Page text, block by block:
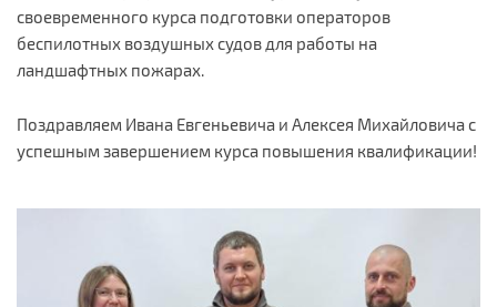
своевременного курса подготовки операторов
беспилотных воздушных судов для работы на
ландшафтных пожарах.
Поздравляем Ивана Евгеньевича и Алексея Михайловича с
успешным завершением курса повышения квалификации!